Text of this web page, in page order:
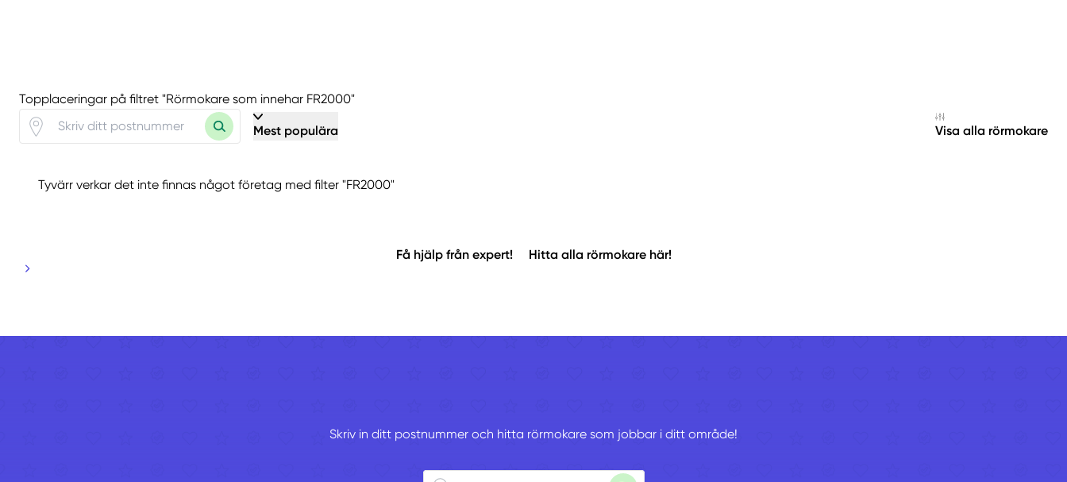
Topplaceringar på filtret "Rörmokare som innehar FR2000"
Mest populära Visa alla rörmokare
Tyvärr verkar det inte finnas något företag med filter "FR2000"
Få hjälp från expert! Hitta alla rörmokare här!
Skriv in ditt postnummer och hitta rörmokare som jobbar i ditt område!